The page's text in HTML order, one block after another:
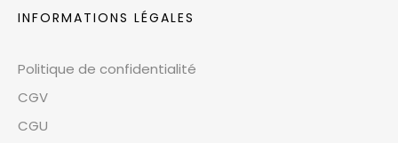
INFORMATIONS LÉGALES
Politique de confidentialité
CGV
CGU